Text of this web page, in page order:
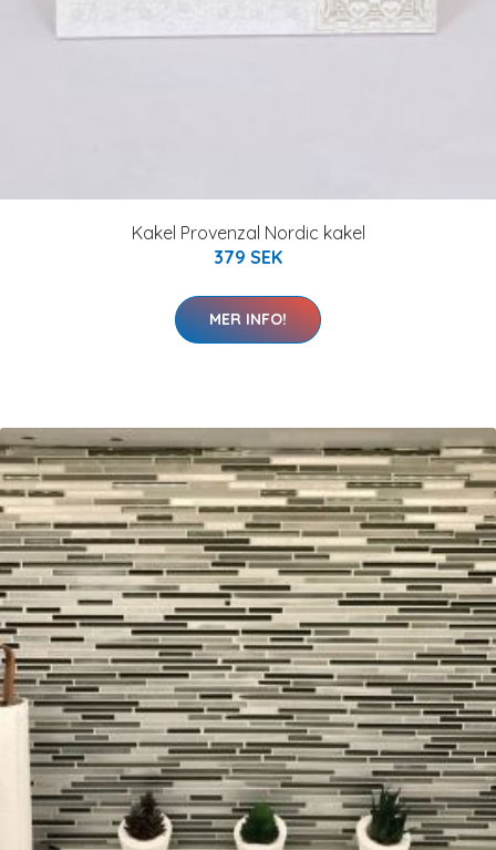
Kakel Provenzal Nordic kakel
379 SEK
MER INFO!